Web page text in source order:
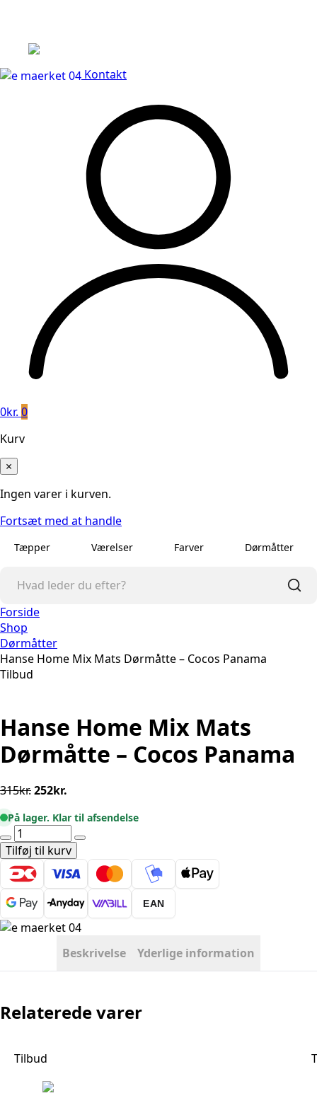
Kontakt
0kr. 0
Kurv
×
Ingen varer i kurven.
Fortsæt med at handle
Tæpper Værelser Farver Dørmåtter
Forside
Shop
Dørmåtter
Hanse Home Mix Mats Dørmåtte – Cocos Panama
Tilbud
Hanse Home Mix Mats
Dørmåtte – Cocos Panama
315kr.Den
pris
315kr..
252kr.
pris
er:
252kr..
På lager. Klar til afsendelse
Hanse
Home
Mix
Mats
Dørmåtte
Cocos
Tilføj til kurv
EAN
Beskrivelse Yderlige information
Relaterede varer
Tilbud